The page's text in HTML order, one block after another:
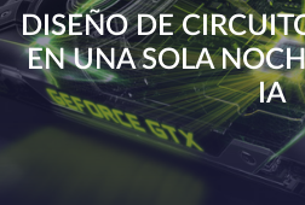
DISEÑO DE
EN UNA SOLA
IA